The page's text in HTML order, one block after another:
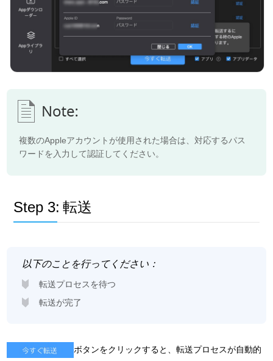
複数のAppleアカウントが使用された場合は、対応するパス
ワードを入力して認証してください。
Step 3: 転送
以下のことを行ってください：
転送プロセスを待つ
転送が完了
ボタンをクリックすると、転送プロセスが自動的